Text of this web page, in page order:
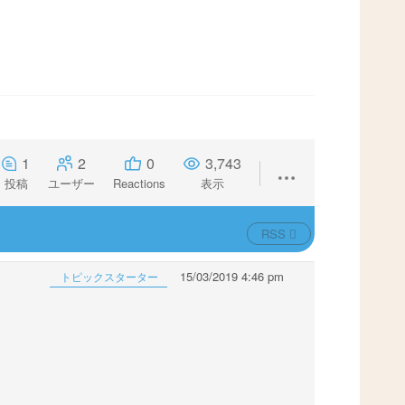
1
投稿
2
ユーザー
0
Reactions
3,743
表示
RSS
トピックスターター 15/03/2019 4:46 pm